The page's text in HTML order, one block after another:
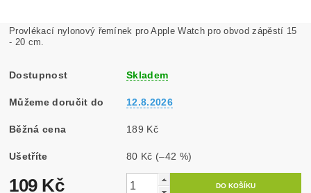
Provlékací nylonový řemínek pro Apple Watch pro obvod zápěstí 15
- 20 cm.
Dostupnost Skladem
Můžeme doručit do 12.8.2026
Běžná cena 189 Kč
Ušetříte 80 Kč (–42 %)
109 Kč